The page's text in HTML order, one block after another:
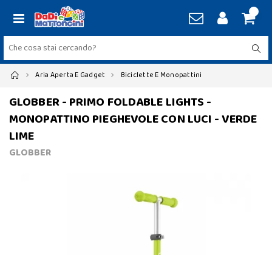
Aria Aperta E Gadget Biciclette E Monopattini
GLOBBER - PRIMO FOLDABLE LIGHTS -
MONOPATTINO PIEGHEVOLE CON LUCI - VERDE
LIME
GLOBBER